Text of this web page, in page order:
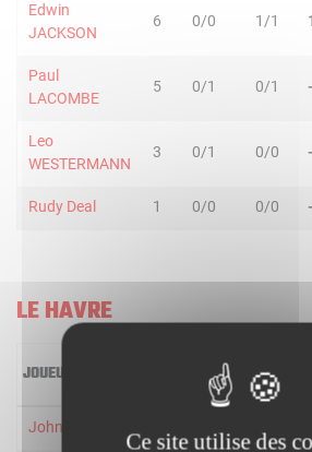
Edwin
JACKSON
6 0/0 1/1
Paul
LACOMBE
5 0/1 0/1 -
Leo
WESTERMANN
3 0/1 0/0 -
Rudy Deal 1 0/0 0/0 -
LE HAVRE
JOUEUR 3R/3T TR/TT
John Cox
Ce site utilise des